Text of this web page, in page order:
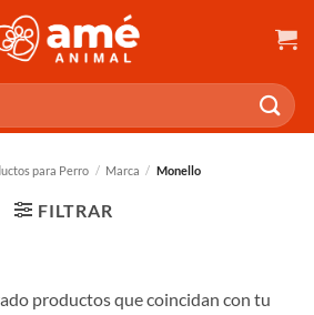
para Perro / Marca / Monello
FILTRAR
productos que coincidan con tu